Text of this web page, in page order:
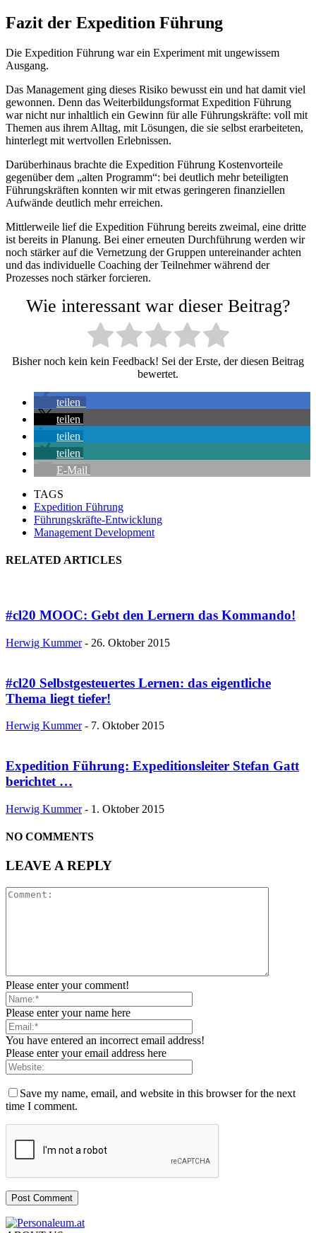
Fazit der Expedition Führung
Die Expedition Führung war ein Experiment mit ungewissem
Ausgang.
Das Management ging dieses Risiko bewusst ein und hat damit viel
gewonnen. Denn das Weiterbildungsformat Expedition Führung
war nicht nur inhaltlich ein Gewinn für alle Führungskräfte: voll mit
Themen aus ihrem Alltag, mit Lösungen, die sie selbst erarbeiteten,
hinterlegt mit wertvollen Erlebnissen.
Darüberhinaus brachte die Expedition Führung Kostenvorteile
gegenüber dem „alten Programm“: bei deutlich mehr beteiligten
Führungskräften konnten wir mit etwas geringeren finanziellen
Aufwände deutlich mehr erreichen.
Mittlerweile lief die Expedition Führung bereits zweimal, eine dritte
ist bereits in Planung. Bei einer erneuten Durchführung werden wir
noch stärker auf die Vernetzung der Gruppen untereinander achten
und das individuelle Coaching der Teilnehmer während der
Prozesses noch stärker forcieren.
Wie interessant war dieser Beitrag?
Bisher noch kein kein Feedback! Sei der Erste, der diesen Beitrag
bewertet.
teilen
teilen
teilen
teilen
E-Mail
TAGS
Expedition Führung
Führungskräfte-Entwicklung
Management Development
RELATED ARTICLES
#cl20 MOOC: Gebt den Lernern das Kommando!
Herwig Kummer - 26. Oktober 2015
#cl20 Selbstgesteuertes Lernen: das eigentliche
Thema liegt tiefer!
Herwig Kummer - 7. Oktober 2015
Expedition Führung: Expeditionsleiter Stefan Gatt
berichtet …
Herwig Kummer - 1. Oktober 2015
NO COMMENTS
LEAVE A REPLY
Please enter your comment!
Please enter your name here
You have entered an incorrect email address!
Please enter your email address here
Save my name, email, and website in this browser for the next
time I comment.